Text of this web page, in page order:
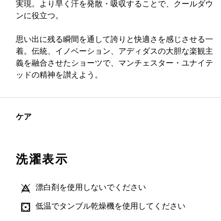
実現。より早く汗を発散・吸収することで、クールダウ
ンに役立つ。
思い出に残る瞬間を通して誇りと快適さを感じさせる一
着。伝統、イノベーション、アディダスの大胆な楽観主
義を融合させたショーツで、マンチェスター・ユナイテ
ッドの精神を讃えよう。
ケア
洗濯表示
漂白剤を使用しないでください
低温でタンブル乾燥機を使用してください